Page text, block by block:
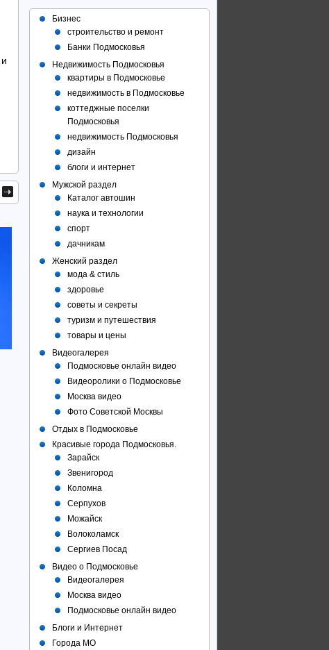
Бизнес
строительство и ремонт
Банки Подмосковья
Недвижимость Подмосковья
квартиры в Подмосковье
недвижимость в Подмосковье
коттеджные поселки
Подмосковья
недвижимость Подмосковья
дизайн
блоги и интернет
Мужской раздел
Каталог автошин
наука и технологии
спорт
дачникам
Женский раздел
мода & стиль
здоровье
советы и секреты
туризм и путешествия
товары и цены
Видеогалерея
Подмосковье онлайн видео
Видеоролики о Подмосковье
Москва видео
Фото Советcкой Москвы
Отдых в Подмосковье
Красивые города Подмосковья.
Зарайск
Звенигород
Коломна
Серпухов
Можайск
Волоколамск
Сергиев Посад
Видео о Подмосковье
Видеогалерея
Москва видео
Подмосковье онлайн видео
Блоги и Интернет
Города МО